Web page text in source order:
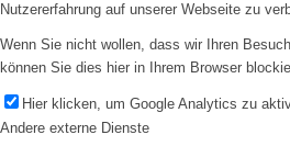
Nutzererfahrung auf unserer Webseite zu
Wenn Sie nicht wollen, dass wir Ihren
können Sie dies hier in Ihrem Browser
Hier klicken, um Google Analytics zu
Andere externe Dienste